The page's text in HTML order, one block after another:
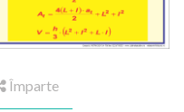
Împarte